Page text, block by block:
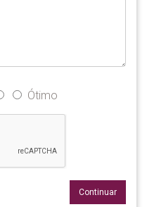
Ótimo
Continuar